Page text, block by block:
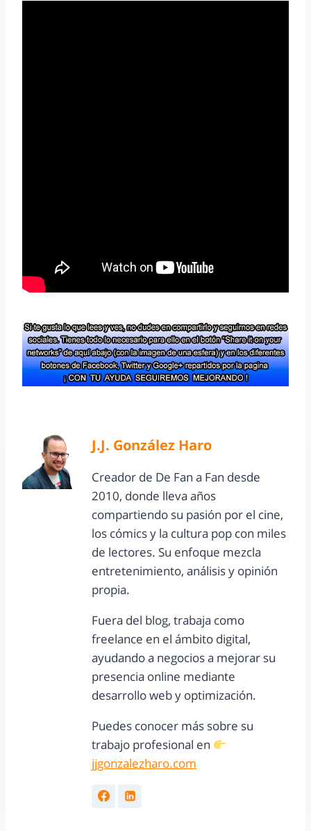
J.J. González Haro
Creador de De Fan a Fan desde
2010, donde lleva años
compartiendo su pasión por el cine,
los cómics y la cultura pop con miles
de lectores. Su enfoque mezcla
entretenimiento, análisis y opinión
propia.
Fuera del blog, trabaja como
freelance en el ámbito digital,
ayudando a negocios a mejorar su
presencia online mediante
desarrollo web y optimización.
Puedes conocer más sobre su
trabajo profesional en
jjgonzalezharo.com